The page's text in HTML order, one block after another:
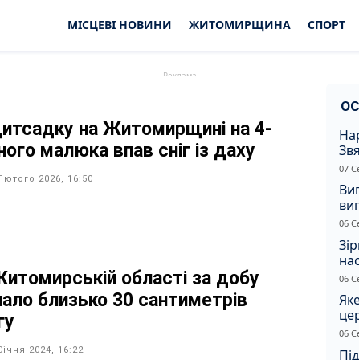
МІСЦЕВІ НОВИНИ ЖИТОМИРЩИНА СПОРТ
на Житомирщині на 4-
малюка впав сніг із даху
2026, 16:50
області за добу
близько 30 сантиметрів
2024, 16:22
07
06
06
06